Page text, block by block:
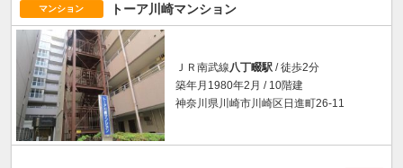
マンション トーア川崎マンション
ＪＲ南武線八丁畷駅 / 徒歩2分
築年月1980年2月 / 10階建
神奈川県川崎市川崎区日進町26-11